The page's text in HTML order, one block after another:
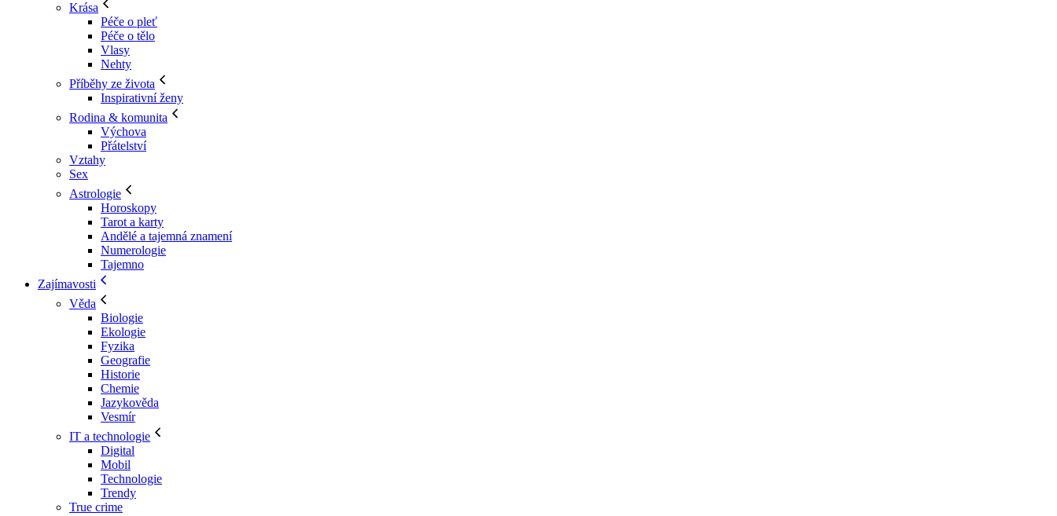
Krása
Péče o pleť
Péče o tělo
Vlasy
Nehty
Příběhy ze života
Inspirativní ženy
Rodina & komunita
Výchova
Přátelství
Vztahy
Sex
Astrologie
Horoskopy
Tarot a karty
Andělé a tajemná znamení
Numerologie
Tajemno
Zajímavosti
Věda
Biologie
Ekologie
Fyzika
Geografie
Historie
Chemie
Jazykověda
Vesmír
IT a technologie
Digital
Mobil
Technologie
Trendy
True crime